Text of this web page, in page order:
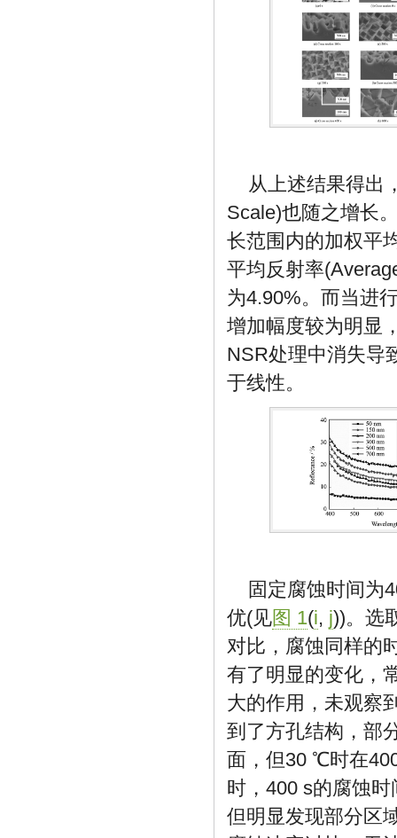
从上述结果得出
Scale)也随之增长
长范围内的加权平
平均反射率
为4.90%。而当进
增加幅度较为明显
NSR处理中消失导
于线性。
固定腐蚀时间为
优(见图 1(i, j))。选
对比，腐蚀同样的
有了明显的变化，
大的作用，未观察
到了方孔结构，部
面，但30 ℃时在
时，400 s的腐蚀
但明显发现部分区